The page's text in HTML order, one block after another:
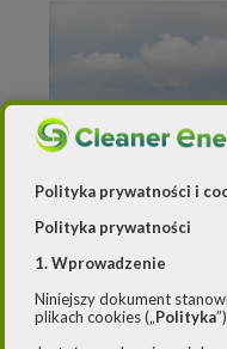
21 listopada 2024
Koncesyjny
wiatrowych
Polityka prywatności i
Polityka prywatności
1. Wprowadzenie
Niniejszy dokument
plikach cookies („Polityka